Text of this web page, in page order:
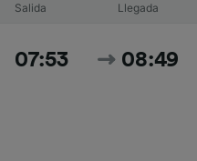
Salida Llegada
07:53 08:49